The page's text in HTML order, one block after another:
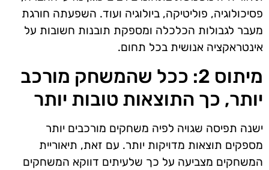
פסיכולוגיה, פוליטיקה, ביולוגיה ועוד. השפעתה חורגת
מעבר לגבולות הכלכלה ומספקת תובנות חשובות על
אינטראקציה אנושית בכל תחום.
מיתוס 2: ככל שהמשחק מורכב
יותר, כך התוצאות טובות יותר
ישנה תפיסה שגויה לפיה משחקים מורכבים יותר
מספקים תוצאות מדויקות יותר. עם זאת, תיאוריית
המשחקים מצביעה על כך שלעיתים דווקא המשחקים